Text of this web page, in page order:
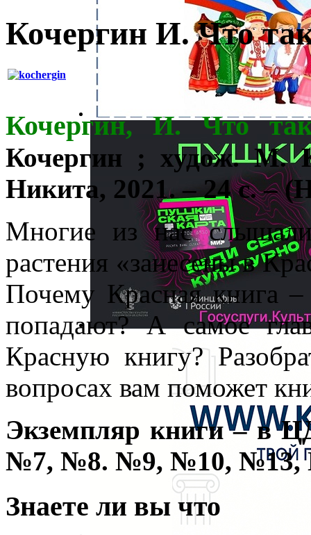
Кочергин И. Что
Кочергин, И. Что
Кочергин ; худож. М.
Никита, 2021. – 24 с. –
Многие из нас
растения «занесены в
Почему Красная книга
попадают? А самое
Красную книгу?
вопросах вам поможет
Экземпляр книги – в
№7, №8. №9, №10, №13,
Знаете ли вы что